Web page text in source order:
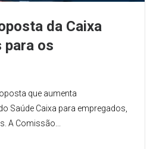
da Caixa
para os
que aumenta
Saúde Caixa para empregados,
A Comissão...